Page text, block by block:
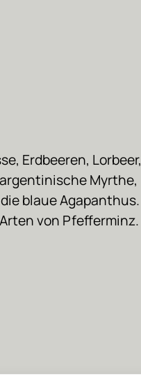
Erdbeeren, Lorbeer,
Myrthe,
blaue Agapanthus.
von Pfefferminz.